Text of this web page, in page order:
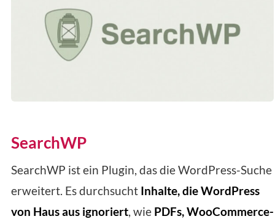
SearchWP
SearchWP ist ein Plugin, das die WordPress-Suche
erweitert. Es durchsucht Inhalte, die WordPress
von Haus aus ignoriert , wie PDFs, WooCommerce-